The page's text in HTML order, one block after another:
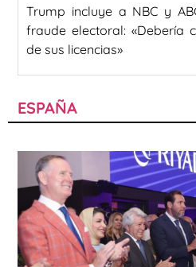
Trump incluye a NBC y
fraude electoral: «Debería
de sus licencias»
ESPAÑA